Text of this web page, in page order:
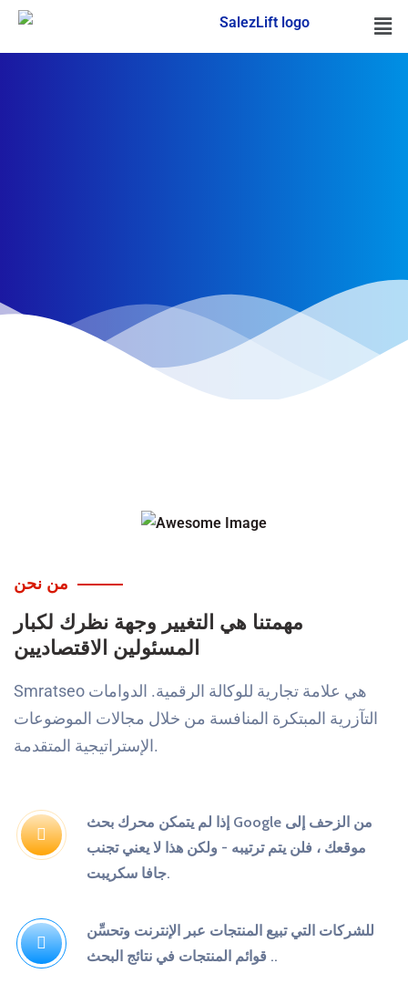
من نحن
مهمتنا هي التغيير وجهة نظرك لكبار
المسئولين الاقتصاديين
Smratseo هي علامة تجارية للوكالة الرقمية. الدوامات
التآزرية المبتكرة المنافسة من خلال مجالات الموضوعات
الإستراتيجية المتقدمة.
إذا لم يتمكن محرك بحث Google من الزحف إلى
موقعك ، فلن يتم ترتيبه - ولكن هذا لا يعني تجنب
جافا سكريبت.
للشركات التي تبيع المنتجات عبر الإنترنت وتحسِّن
قوائم المنتجات في نتائج البحث ..